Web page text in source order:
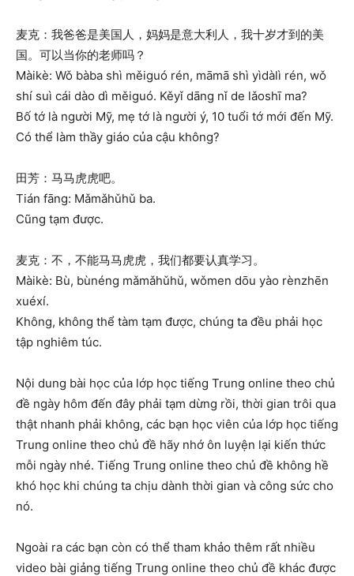
麦克：我爸爸是美国人，妈妈是意大利人，我十岁才到的美
国。可以当你的老师吗？
Màikè: Wǒ bàba shì měiguó rén, māmā shì yìdàlì rén, wǒ
shí suì cái dào dì měiguó. Kěyǐ dāng nǐ de lǎoshī ma?
Bố tớ là người Mỹ, mẹ tớ là người ý, 10 tuổi tớ mới đến Mỹ.
Có thể làm thầy giáo của cậu không?
田芳：马马虎虎吧。
Tián fāng: Mǎmǎhǔhǔ ba.
Cũng tạm được.
麦克：不，不能马马虎虎，我们都要认真学习。
Màikè: Bù, bùnéng mǎmǎhǔhǔ, wǒmen dōu yào rènzhēn
xuéxí.
Không, không thể tàm tạm được, chúng ta đều phải học
tập nghiêm túc.
Nội dung bài học của lớp học tiếng Trung online theo chủ
đề ngày hôm đến đây phải tạm dừng rồi, thời gian trôi qua
thật nhanh phải không, các bạn học viên của lớp học tiếng
Trung online theo chủ đề hãy nhớ ôn luyện lại kiến thức
mỗi ngày nhé. Tiếng Trung online theo chủ đề không hề
khó học khi chúng ta chịu dành thời gian và công sức cho
nó.
Ngoài ra các bạn còn có thể tham khảo thêm rất nhiều
video bài giảng tiếng Trung online theo chủ đề khác được